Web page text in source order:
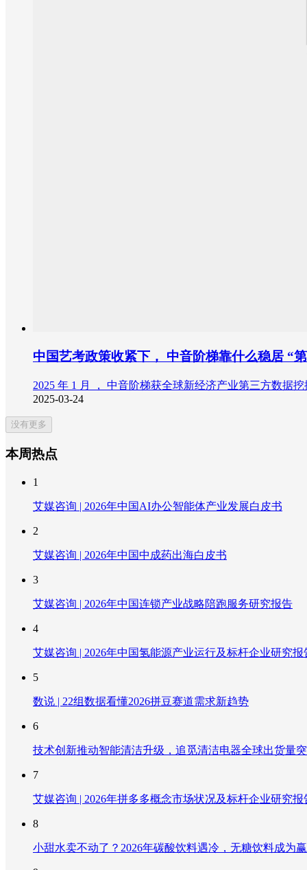
中国艺考政策收紧下， 中音阶梯靠什么稳居 “
2025 年 1 月 ， 中音阶梯获全球新经济产业第三方数据
2025-03-24
没有更多
本周热点
1
艾媒咨询 | 2026年中国AI办公智能体产业发展白皮书
2
艾媒咨询 | 2026年中国中成药出海白皮书
3
艾媒咨询 | 2026年中国连锁产业战略陪跑服务研究报告
4
艾媒咨询 | 2026年中国氢能源产业运行及标杆企业研究报
5
数说 | 22组数据看懂2026拼豆赛道需求新趋势
6
技术创新推动智能清洁升级，追觅清洁电器全球出货量
7
艾媒咨询 | 2026年拼多多概念市场状况及标杆企业研究报
8
小甜水卖不动了？2026年碳酸饮料遇冷，无糖饮料成为